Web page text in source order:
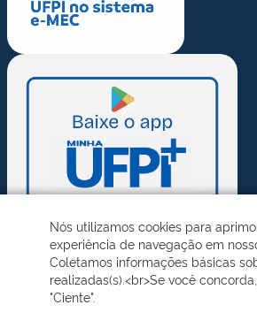
Nós utilizamos cookies para
experiência de navegação em
Coletamos informações básicas
realizadas(s).<br>Se você
"Ciente".